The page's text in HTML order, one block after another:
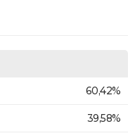
60,42%
39,58%